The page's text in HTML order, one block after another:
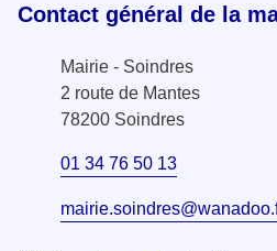
Contact général de la
Mairie - Soindres
2 route de Mantes
78200 Soindres
01 34 76 50 13